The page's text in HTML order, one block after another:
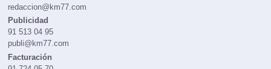
Redacción
redaccion@km77.com
Publicidad
91 513 04 95
publi@km77.com
Facturación